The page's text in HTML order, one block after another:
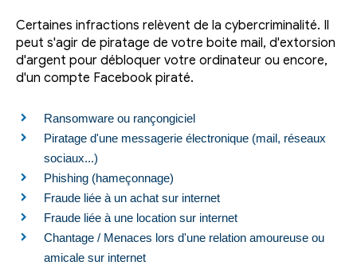
Certaines infractions relèvent de la cybercriminalité. Il
peut s'agir de piratage de votre boite mail, d'extorsion
d'argent pour débloquer votre ordinateur ou encore,
d'un compte Facebook piraté.
Ransomware ou rançongiciel
Piratage d'une messagerie électronique (mail, réseaux
sociaux...)
Phishing (hameçonnage)
Fraude liée à un achat sur internet
Fraude liée à une location sur internet
Chantage / Menaces lors d'une relation amoureuse ou
amicale sur internet